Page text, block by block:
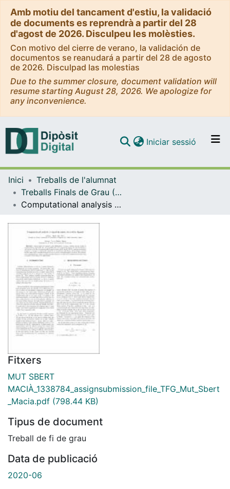
Amb motiu del tancament d'estiu, la validació
de documents es reprendrà a partir del 28
d'agost de 2026. Disculpeu les molèsties.
Con motivo del cierre de verano, la validación de
documentos se reanudará a partir del 28 de agosto
de 2026. Disculpad las molestias
Due to the summer closure, document validation will
resume starting August 28, 2026. We apologize for
any inconvenience.
Navega per tot el DD
Iniciar sessió (current)
Inici
Treballs de l'alumnat
Treballs Finals de Grau (TFG) - Física
Computational analysis of signal dynamics induced by ligands
Fitxers
MUT SBERT
MACIÀ_1338784_assignsubmission_file_TFG_Mut_Sbert
_Macia.pdf (798.44 KB)
Tipus de document
Treball de fi de grau
Data de publicació
2020-06